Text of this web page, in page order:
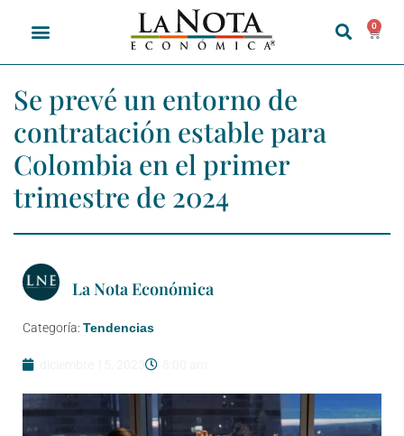
0
Se prevé un entorno de
contratación estable para
Colombia en el primer
trimestre de 2024
La Nota Económica
Categoría: Tendencias